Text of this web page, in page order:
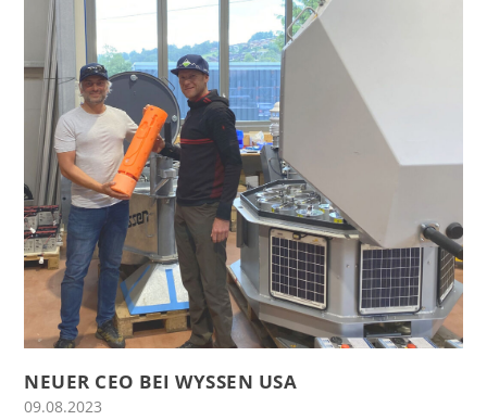
NEUER CEO BEI WYSSEN USA
09.08.2023